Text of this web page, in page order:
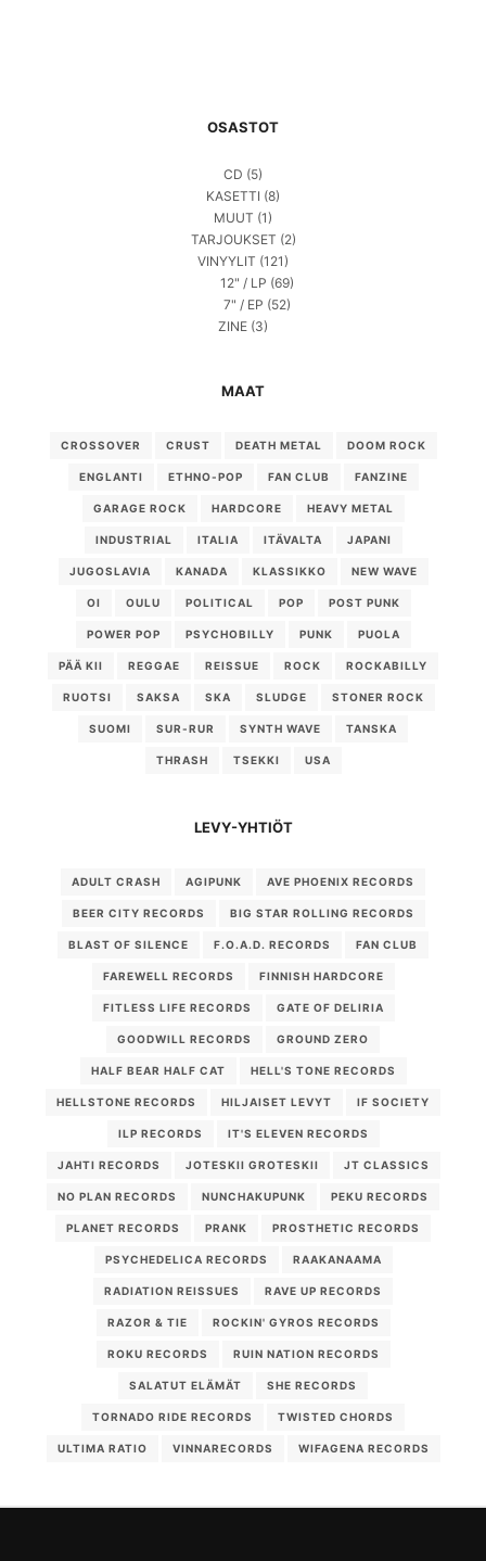
OSASTOT
CD (5)
KASETTI (8)
MUUT (1)
TARJOUKSET (2)
VINYYLIT (121)
12" / LP (69)
7" / EP (52)
ZINE (3)
MAAT
CROSSOVER CRUST DEATH METAL DOOM ROCK
ENGLANTI ETHNO-POP FAN CLUB FANZINE
GARAGE ROCK HARDCORE HEAVY METAL
INDUSTRIAL ITALIA ITÄVALTA JAPANI
JUGOSLAVIA KANADA KLASSIKKO NEW WAVE
OI OULU POLITICAL POP POST PUNK
POWER POP PSYCHOBILLY PUNK PUOLA
PÄÄ KII REGGAE REISSUE ROCK ROCKABILLY
RUOTSI SAKSA SKA SLUDGE STONER ROCK
SUOMI SUR-RUR SYNTH WAVE TANSKA
THRASH TSEKKI USA
LEVY-YHTIÖT
ADULT CRASH AGIPUNK AVE PHOENIX RECORDS
BEER CITY RECORDS BIG STAR ROLLING RECORDS
BLAST OF SILENCE F.O.A.D. RECORDS FAN CLUB
FAREWELL RECORDS FINNISH HARDCORE
FITLESS LIFE RECORDS GATE OF DELIRIA
GOODWILL RECORDS GROUND ZERO
HALF BEAR HALF CAT HELL'S TONE RECORDS
HELLSTONE RECORDS HILJAISET LEVYT IF SOCIETY
ILP RECORDS IT'S ELEVEN RECORDS
JAHTI RECORDS JOTESKII GROTESKII JT CLASSICS
NO PLAN RECORDS NUNCHAKUPUNK PEKU RECORDS
PLANET RECORDS PRANK PROSTHETIC RECORDS
PSYCHEDELICA RECORDS RAAKANAAMA
RADIATION REISSUES RAVE UP RECORDS
RAZOR & TIE ROCKIN' GYROS RECORDS
ROKU RECORDS RUIN NATION RECORDS
SALATUT ELÄMÄT SHE RECORDS
TORNADO RIDE RECORDS TWISTED CHORDS
ULTIMA RATIO VINNARECORDS WIFAGENA RECORDS